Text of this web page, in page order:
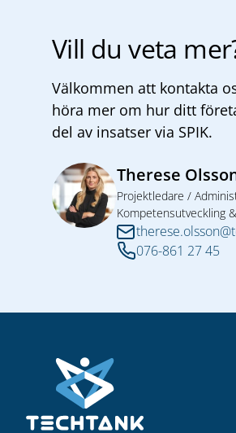
Vill du veta
Välkommen att kontakta
höra mer om hur ditt
del av insatser via SPIK.
Therese
Projektledare /
Kompetensutveckling
076-861 27 45